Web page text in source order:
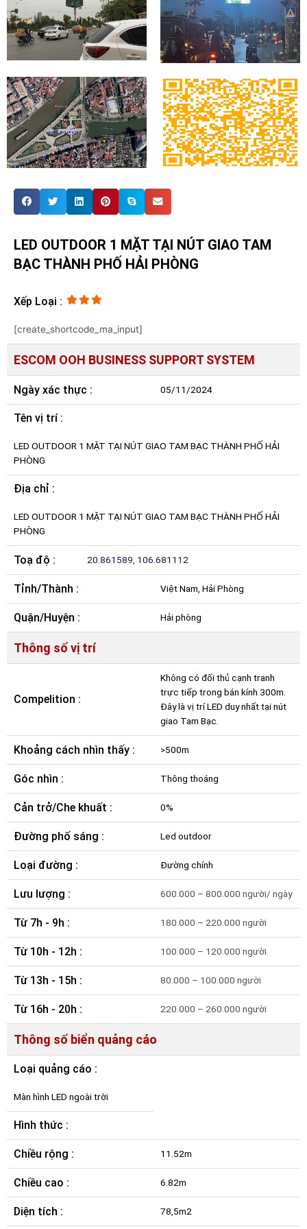
LED OUTDOOR 1 MẶT TẠI NÚT GIAO TAM
BẠC THÀNH PHỐ HẢI PHÒNG
Xếp Loại :
[create_shortcode_ma_input]
ESCOM OOH BUSINESS SUPPORT SYSTEM
Ngày xác thực : 05/11/2024
Tên vị trí :
LED OUTDOOR 1 MẶT TẠI NÚT GIAO TAM BẠC THÀNH PHỐ HẢI
PHÒNG
Địa chỉ :
LED OUTDOOR 1 MẶT TẠI NÚT GIAO TAM BẠC THÀNH PHỐ HẢI
PHÒNG
Toạ độ : 20.861589, 106.681112
Tỉnh/Thành : Việt Nam, Hải Phòng
Quận/Huyện : Hải phòng
Thông số vị trí
Compelition :
Không có đối thủ cạnh tranh
trực tiếp trong bán kính 300m.
Đây là vị trí LED duy nhất tại nút
giao Tam Bạc.
Khoảng cách nhìn thấy : >500m
Góc nhìn : Thông thoáng
Cản trở/Che khuất : 0%
Đường phố sáng : Led outdoor
Loại đường : Đường chính
Lưu lượng : 600.000 – 800.000 người/ ngày
Từ 7h - 9h : 180.000 – 220.000 người
Từ 10h - 12h : 100.000 – 120.000 người
Từ 13h - 15h : 80.000 – 100.000 người
Từ 16h - 20h : 220.000 – 260.000 người
Thông số biển quảng cáo
Loại quảng cáo :
Màn hình LED ngoài trời
Hình thức :
Chiều rộng : 11.52m
Chiều cao : 6.82m
Diện tích : 78,5m2